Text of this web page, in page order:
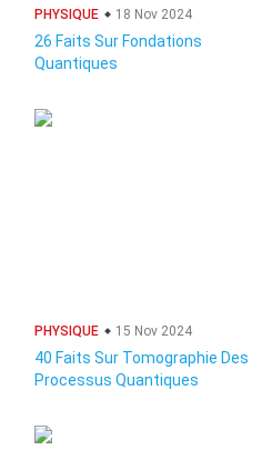
PHYSIQUE 18 Nov 2024
26 Faits Sur Fondations
Quantiques
PHYSIQUE 15 Nov 2024
40 Faits Sur Tomographie Des
Processus Quantiques